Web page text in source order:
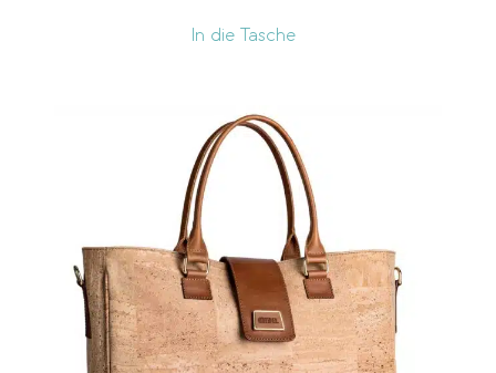
In die Tasche